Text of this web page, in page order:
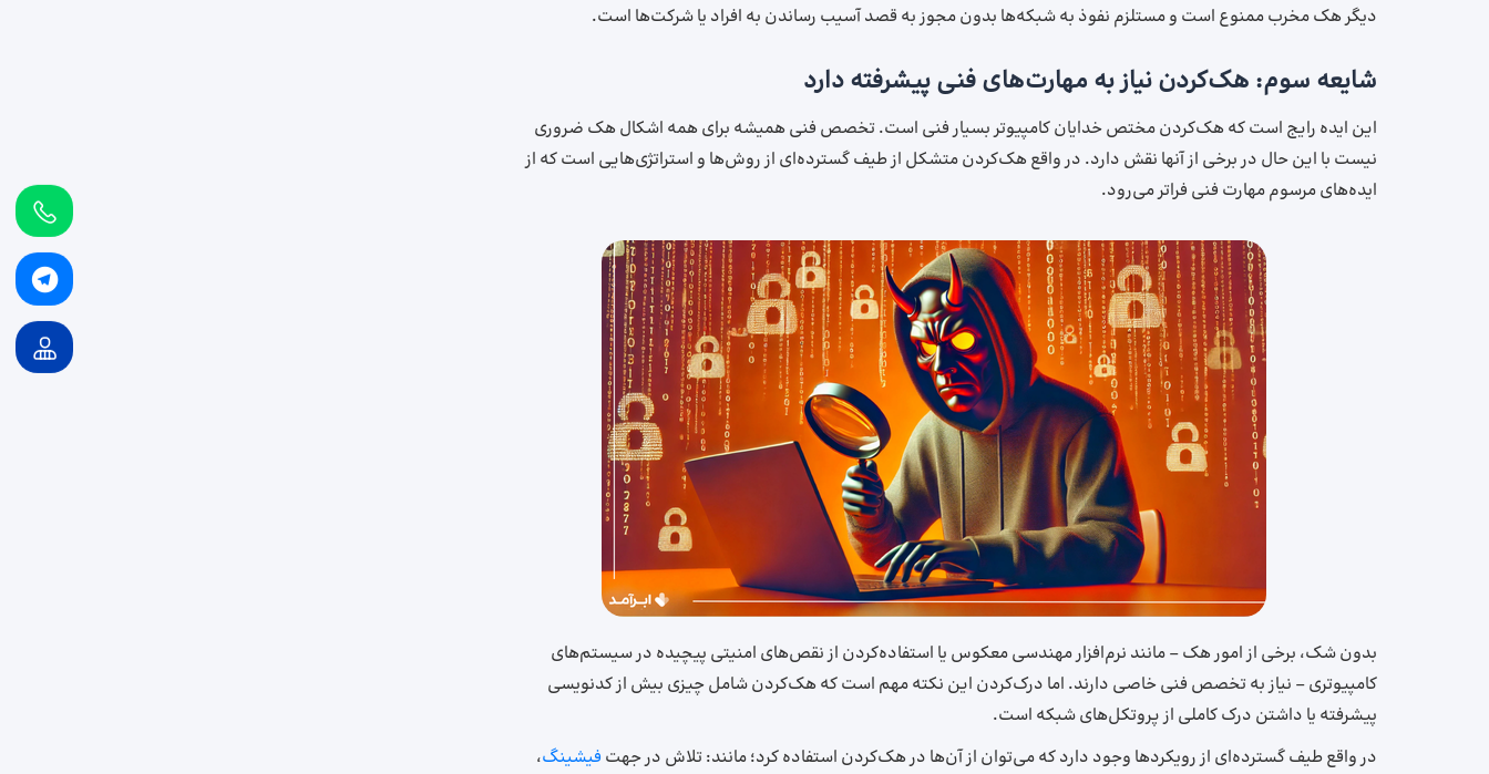
دیگر هک مخرب ممنوع است و مستلزم نفوذ به شبکه‌ها بدون مجوز به قصد آسیب رساندن به افراد یا شرکت‌ها است.
شایعه سوم: هک‌کردن نیاز به مهارت‌های فنی پیشرفته دارد
این ایده رایج است که هک‌کردن مختص خدایان کامپیوتر بسیار فنی است. تخصص فنی همیشه برای همه اشکال هک ضروری
نیست با این حال در برخی از آنها نقش دارد. در واقع هک‌کردن متشکل از طیف گسترده‌ای از روش‌ها و استراتژی‌هایی است که از
ایده‌های مرسوم مهارت فنی فراتر می‌رود.
بدون شک، برخی از امور هک – مانند نرم‌افزار مهندسی معکوس یا استفاده‌کردن از نقص‌های امنیتی پیچیده در سیستم‌های
کامپیوتری – نیاز به تخصص فنی خاصی دارند. اما درک‌‌کردن این نکته مهم است که هک‌کردن شامل چیزی بیش از کدنویسی
پیشرفته یا داشتن درک کاملی از پروتکل‌های شبکه است.
در واقع طیف گسترده‌ای از رویکردها وجود دارد که می‌توان از آن‌ها در هک‌کردن استفاده کرد؛ مانند: تلاش در جهت فیشینگ،